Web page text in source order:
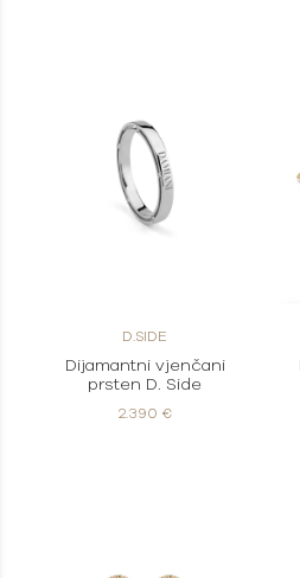
D.SIDE
Dijamantni vjenčani
prsten D. Side
2.390 €